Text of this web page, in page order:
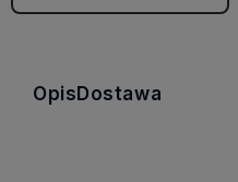
OpisDostawa